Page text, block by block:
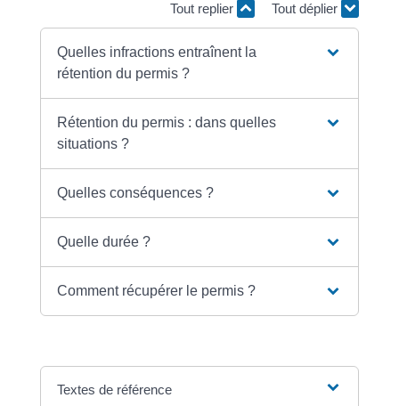
Tout replier Tout déplier
Quelles infractions entraînent la
rétention du permis ?
Rétention du permis : dans quelles
situations ?
Quelles conséquences ?
Quelle durée ?
Comment récupérer le permis ?
Textes de référence